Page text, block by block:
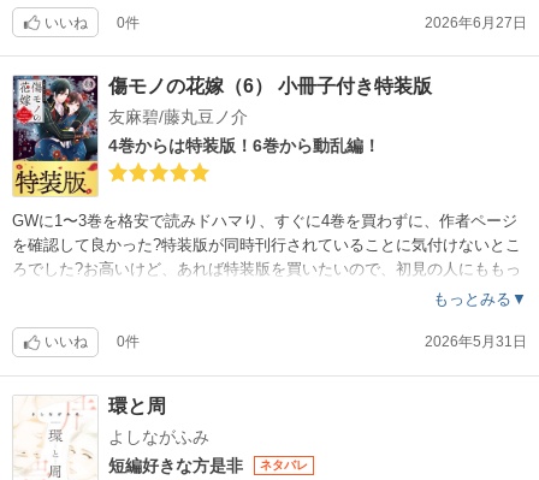
いいね 0件 2026年6月27日
傷モノの花嫁（6） 小冊子付き特装版
友麻碧/藤丸豆ノ介
4巻からは特装版！6巻から動乱編！
GWに1〜3巻を格安で読みドハマり、すぐに4巻を買わずに、作者ページ
を確認して良かった?特装版が同時刊行されていることに気付けないとこ
ろでした?お高いけど、あれば特装版を買いたいので、初見の人にももっ
品を買い進めています?悪女達の狼狽してる表情もクセになってしまう、
もっとみる▼
いいね 0件 2026年5月31日
環と周
よしながふみ
短編好きな方是非
ネタバレ